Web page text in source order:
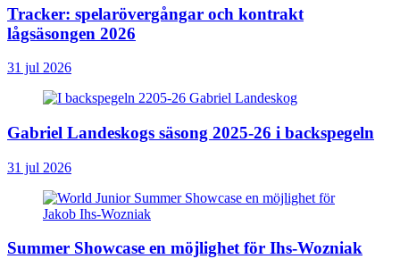
Tracker: spelarövergångar och kontrakt
lågsäsongen 2026
31 jul 2026
Gabriel Landeskogs säsong 2025-26 i backspegeln
31 jul 2026
Summer Showcase en möjlighet för Ihs-Wozniak